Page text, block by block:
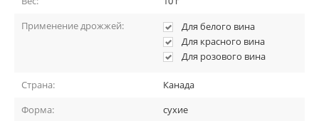
Применение дрожжей:
Для белого вина
Для красного вина
Для розового вина
Страна:
Канада
Форма:
сухие